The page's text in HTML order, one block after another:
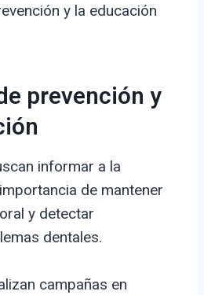
y la educación
prevención y
informar a la
de mantener
y detectar
dentales.
campañas en